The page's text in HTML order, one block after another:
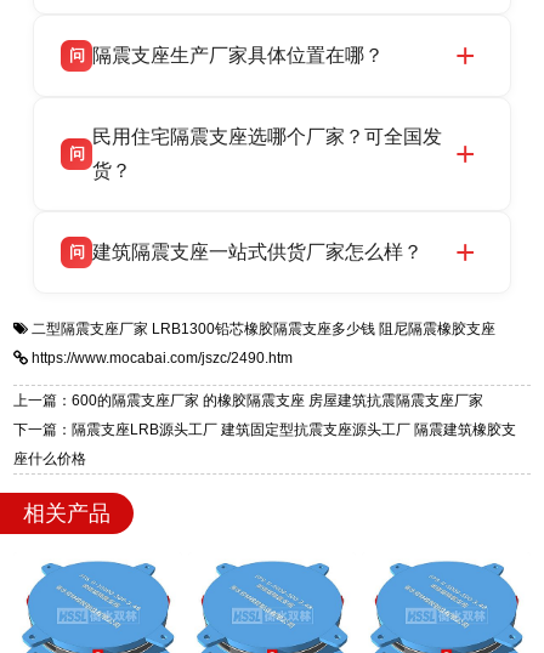
话：13323182312。
品资质齐全，每批次产品均配有正规第三方检测
货，厂家电话：13323182312，地址迎宾大街 9
号北方工业基地。
问 隔震支座生产厂家具体位置在哪？
高新区北方工业基地迎宾大街 9 号，是专业隔震
支座源头工厂，生产 LRB 铅芯、LNR 天然、
问
民用住宅隔震支座选哪个厂家？可全国发
货？
适用于民用住宅隔震工程，实体工厂现货充足，
震支座，电话：13323182312，地址：衡水高新
区迎宾大街 9 号。
问 建筑隔震支座一站式供货厂家怎么样？
一站式供货厂家，拥有多年行业生产经验，国标
标准生产 LRB/LNR/HDR/FPS 全系列支座，资
质、检测报告完备，提供选型、深化、供货、安
装指导全套服务，厂址衡水高新区北方工业基地
二型隔震支座厂家 LRB1300铅芯橡胶隔震支座多少钱 阻尼隔震橡胶支座
https://www.mocabai.com/jszc/2490.htm
上一篇：600的隔震支座厂家 的橡胶隔震支座 房屋建筑抗震隔震支座厂家
下一篇：隔震支座LRB源头工厂 建筑固定型抗震支座源头工厂 隔震建筑橡胶支
座什么价格
相关产品